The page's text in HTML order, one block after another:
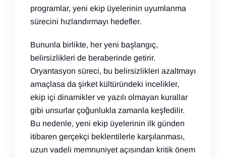
programlar, yeni ekip üyelerinin uyumlanma
sürecini hızlandırmayı hedefler.
Bununla birlikte, her yeni başlangıç,
belirsizlikleri de beraberinde getirir.
Oryantasyon süreci, bu belirsizlikleri azaltmayı
amaçlasa da şirket kültüründeki incelikler,
ekip içi dinamikler ve yazılı olmayan kurallar
gibi unsurlar çoğunlukla zamanla keşfedilir.
Bu nedenle, yeni ekip üyelerinin ilk günden
itibaren gerçekçi beklentilerle karşılanması,
uzun vadeli memnuniyet açısından kritik önem